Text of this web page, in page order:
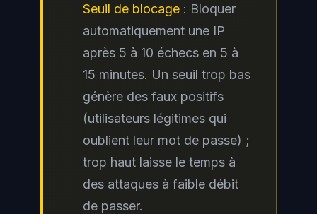
Seuil de blocage : Bloquer
automatiquement une IP
après 5 à 10 échecs en 5 à
15 minutes. Un seuil trop bas
génère des faux positifs
(utilisateurs légitimes qui
oublient leur mot de passe) ;
trop haut laisse le temps à
des attaques à faible débit
de passer.